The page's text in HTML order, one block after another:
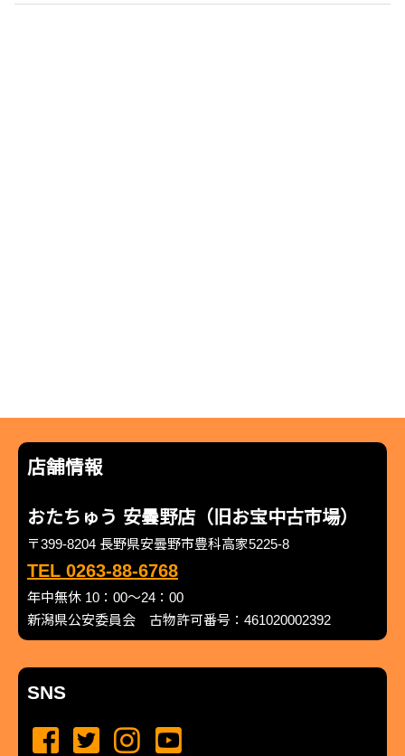
店舗情報
おたちゅう 安曇野店（旧お宝中古市場）
〒399-8204 長野県安曇野市豊科高家5225-8
TEL 0263-88-6768
年中無休 10：00～24：00
新潟県公安委員会 古物許可番号：461020002392
SNS